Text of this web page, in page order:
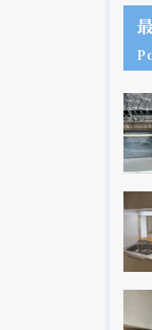
現在、新聞
現在、新聞